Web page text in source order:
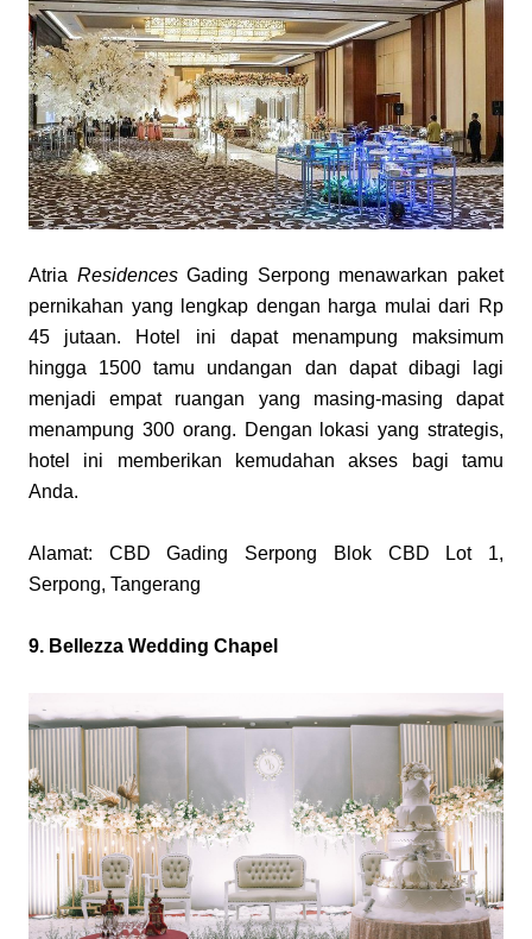
Atria Residences Gading Serpong menawarkan paket
pernikahan yang lengkap dengan harga mulai dari Rp
45 jutaan. Hotel ini dapat menampung maksimum
hingga 1500 tamu undangan dan dapat dibagi lagi
menjadi empat ruangan yang masing-masing dapat
menampung 300 orang. Dengan lokasi yang strategis,
hotel ini memberikan kemudahan akses bagi tamu
Anda.
Alamat: CBD Gading Serpong Blok CBD Lot 1,
Serpong, Tangerang
9. Bellezza Wedding Chapel